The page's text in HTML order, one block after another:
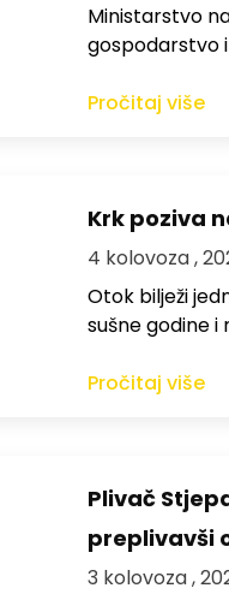
Ministarstvo
gospodarstvo
Pročitaj više
Krk poziva
4 kolovoza ,
Otok bilježi
sušne godine i
Pročitaj više
Plivač
preplivavši
3 kolovoza ,